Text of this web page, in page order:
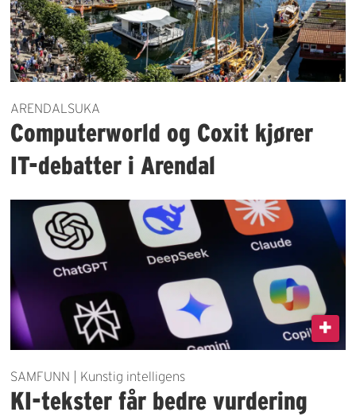
ARENDALSUKA
Computerworld og Coxit kjører
IT-debatter i Arendal
SAMFUNN | Kunstig intelligens
KI-tekster får bedre vurdering